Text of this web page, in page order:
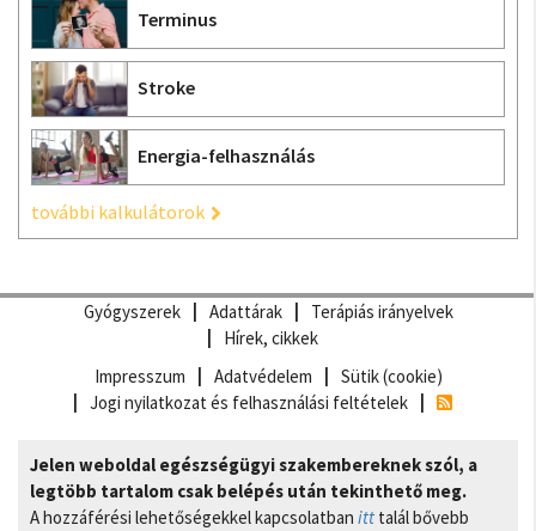
Terminus
Stroke
Energia-felhasználás
további kalkulátorok
Gyógyszerek Adattárak
Terápiás irányelvek
Hírek, cikkek
Impresszum
Adatvédelem
Sütik (cookie)
Jogi nyilatkozat és felhasználási feltételek
Jelen weboldal egészségügyi szakembereknek szól, a
legtöbb tartalom csak belépés után tekinthető meg.
A hozzáférési lehetőségekkel kapcsolatban itt talál bővebb